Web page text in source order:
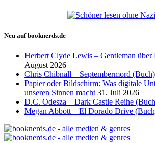
Neu auf booknerds.de
Herbert Clyde Lewis – Gentleman
August 2026
Chris Chibnall – Septembermord (Buch)
Papier oder Bildschirm: Was digitale
unseren Sinnen macht 31. Juli 2026
D.C. Odesza – Dark Castle Reihe
Megan Abbott – El Dorado Drive